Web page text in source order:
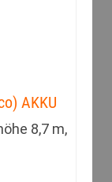
AKKU
8,7 m,